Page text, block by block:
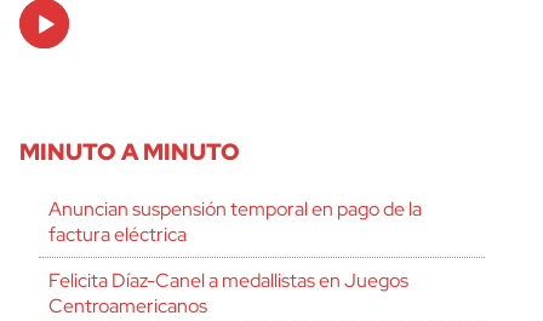
Audio
Player
MINUTO A MINUTO
Anuncian suspensión temporal en pago de la
factura eléctrica
Felicita Díaz-Canel a medallistas en Juegos
Centroamericanos